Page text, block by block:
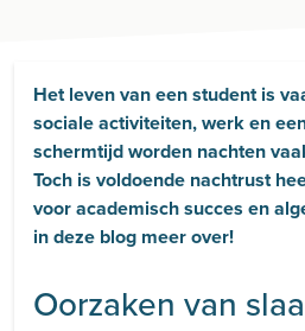
Het leven van een student is
sociale activiteiten, werk en
schermtijd worden nachten
Toch is voldoende nachtrust
voor academisch succes en
in deze blog meer over!
Oorzaken van